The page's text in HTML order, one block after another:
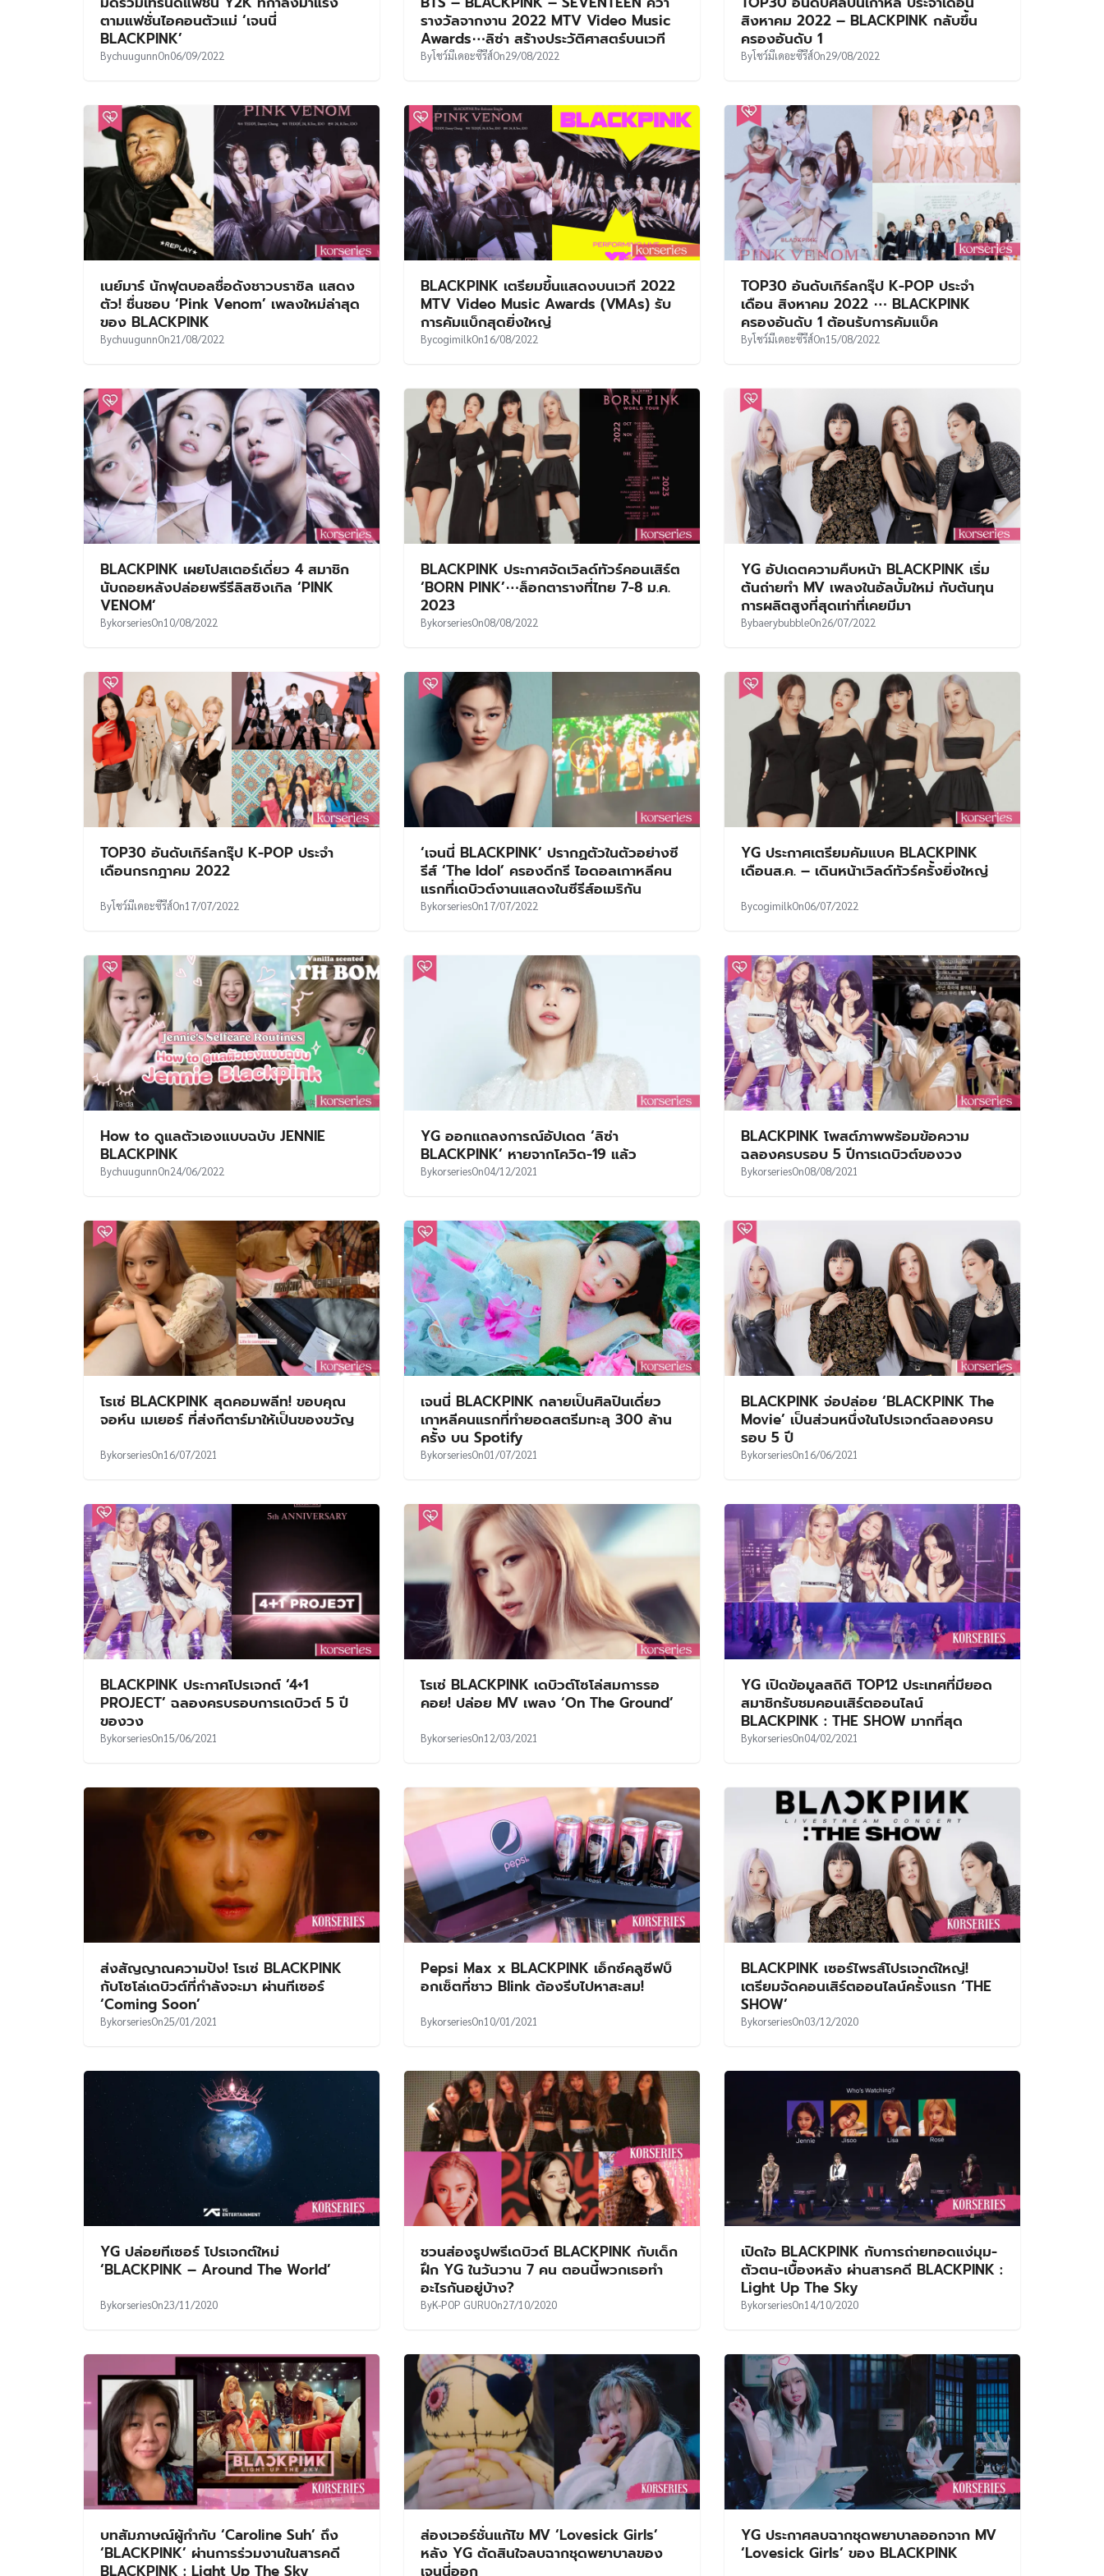
ตามแฟชั่นไอคอนตัวแม่ ‘เจนนี่
BLACKPINK’
BychuugunnOn06/09/2022
รางวัลจากงาน 2022 MTV Video Music
Awards⋯ลิซ่า สร้างประวัติศาสตร์บนเวที
Byโชว์มีเดอะซีรีส์On29/08/2022
สิงหาคม 2022 – BLACKPINK กลับขึ้น
ครองอันดับ 1
Byโชว์มีเดอะซีรีส์On29/08/2022
เนย์มาร์ นักฟุตบอลชื่อดังชาวบราซิล แสดง
ตัว! ชื่นชอบ ‘Pink Venom’ เพลงใหม่ล่าสุด
ของ BLACKPINK
BychuugunnOn21/08/2022
BLACKPINK เตรียมขึ้นแสดงบนเวที 2022
MTV Video Music Awards (VMAs) รับ
การคัมแบ็กสุดยิ่งใหญ่
BycogimilkOn16/08/2022
TOP30 อันดับเกิร์ลกรุ๊ป K-POP ประจำ
เดือน สิงหาคม 2022 ⋯ BLACKPINK
ครองอันดับ 1 ต้อนรับการคัมแบ็ค
Byโชว์มีเดอะซีรีส์On15/08/2022
BLACKPINK เผยโปสเตอร์เดี่ยว 4 สมาชิก
นับถอยหลังปล่อยพรีรีลิสซิงเกิล ‘PINK
VENOM’
BykorseriesOn10/08/2022
BLACKPINK ประกาศจัดเวิลด์ทัวร์คอนเสิร์ต
‘BORN PINK’⋯ล็อกตารางที่ไทย 7-8 ม.ค.
2023
BykorseriesOn08/08/2022
YG อัปเดตความคืบหน้า BLACKPINK เริ่ม
ต้นถ่ายทำ MV เพลงในอัลบั้มใหม่ กับต้นทุน
การผลิตสูงที่สุดเท่าที่เคยมีมา
BybaerybubbleOn26/07/2022
TOP30 อันดับเกิร์ลกรุ๊ป K-POP ประจำ
เดือนกรกฎาคม 2022
Byโชว์มีเดอะซีรีส์On17/07/2022
‘เจนนี่ BLACKPINK’ ปรากฏตัวในตัวอย่างซี
รีส์ ‘The Idol’ ครองดีกรี ไอดอลเกาหลีคน
แรกที่เดบิวต์งานแสดงในซีรีส์อเมริกัน
BykorseriesOn17/07/2022
YG ประกาศเตรียมคัมแบค BLACKPINK
เดือนส.ค. – เดินหน้าเวิลด์ทัวร์ครั้งยิ่งใหญ่
BycogimilkOn06/07/2022
How to ดูแลตัวเองแบบฉบับ JENNIE
BLACKPINK
BychuugunnOn24/06/2022
YG ออกแถลงการณ์อัปเดต ‘ลิซ่า
BLACKPINK’ หายจากโควิด-19 แล้ว
BykorseriesOn04/12/2021
BLACKPINK โพสต์ภาพพร้อมข้อความ
ฉลองครบรอบ 5 ปีการเดบิวต์ของวง
BykorseriesOn08/08/2021
โรเซ่ BLACKPINK สุดคอมพลีท! ขอบคุณ
จอห์น เมเยอร์ ที่ส่งกีตาร์มาให้เป็นของขวัญ
BykorseriesOn16/07/2021
เจนนี่ BLACKPINK กลายเป็นศิลปินเดี่ยว
เกาหลีคนแรกที่ทำยอดสตรีมทะลุ 300 ล้าน
ครั้ง บน Spotify
BykorseriesOn01/07/2021
BLACKPINK จ่อปล่อย ‘BLACKPINK The
Movie’ เป็นส่วนหนึ่งในโปรเจกต์ฉลองครบ
รอบ 5 ปี
BykorseriesOn16/06/2021
BLACKPINK ประกาศโปรเจกต์ ‘4+1
PROJECT’ ฉลองครบรอบการเดบิวต์ 5 ปี​
ของวง
BykorseriesOn15/06/2021
โรเซ่ BLACKPINK เดบิวต์โซโล่สมการรอ
คอย! ปล่อย MV เพลง ‘On The Ground’
BykorseriesOn12/03/2021
YG เปิดข้อมูลสถิติ TOP12 ประเทศที่มียอด
สมาชิกรับชมคอนเสิร์ตออนไลน์
BLACKPINK : THE SHOW มากที่สุด
BykorseriesOn04/02/2021
ส่งสัญญาณความปัง! โรเซ่ BLACKPINK
กับโซโล่เดบิวต์ที่กำลังจะมา ผ่านทีเซอร์
‘Coming Soon’
BykorseriesOn25/01/2021
Pepsi Max x BLACKPINK เอ็กซ์คลูซีฟบ็
อกเซ็ตที่ชาว Blink ต้องรีบไปหาสะสม!
BykorseriesOn10/01/2021
BLACKPINK เซอร์ไพรส์โปรเจกต์ใหญ่!
เตรียมจัดคอนเสิร์ตออนไลน์ครั้งแรก ‘THE
SHOW’
BykorseriesOn03/12/2020
YG ปล่อยทีเซอร์ โปรเจกต์ใหม่
‘BLACKPINK – Around The World’
BykorseriesOn23/11/2020
ชวนส่องรูปพรีเดบิวต์ BLACKPINK กับเด็ก
ฝึก YG ในวันวาน 7 คน ตอนนี้พวกเธอทำ
อะไรกันอยู่บ้าง?
ByK-POP GURUOn27/10/2020
เปิดใจ BLACKPINK กับการถ่ายทอดแง่มุม-
ตัวตน-เบื้องหลัง ผ่านสารคดี BLACKPINK :
Light Up The Sky
BykorseriesOn14/10/2020
บทสัมภาษณ์ผู้กำกับ ‘Caroline Suh’ ถึง
‘BLACKPINK’ ผ่านการร่วมงานในสารคดี
BLACKPINK : Light Up The Sky
ส่องเวอร์ชั่นแก้ไข MV ‘Lovesick Girls’
หลัง YG ตัดสินใจลบฉากชุดพยาบาลของ
เจนนี่ออก
YG ประกาศลบฉากชุดพยาบาลออกจาก MV
‘Lovesick Girls’ ของ BLACKPINK